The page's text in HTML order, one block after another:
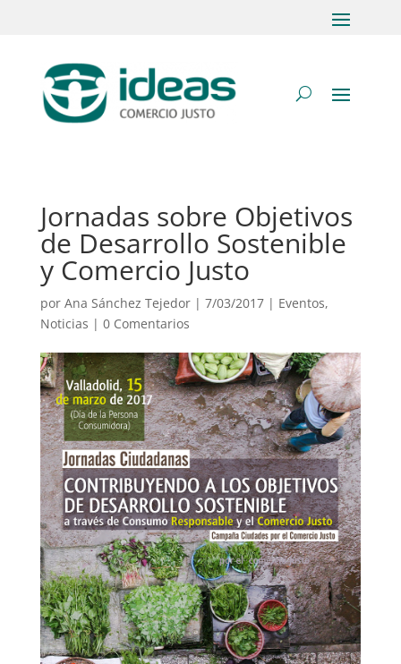
Jornadas sobre Objetivos
de Desarrollo Sostenible
y Comercio Justo
por Ana Sánchez Tejedor| 7/03/2017 | Eventos,
Noticias | 0 Comentarios